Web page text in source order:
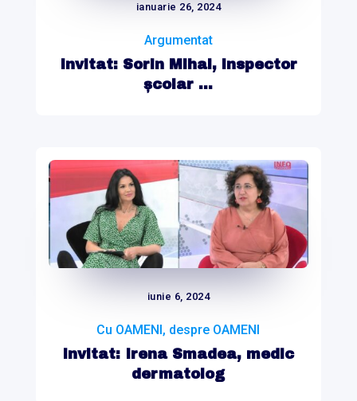
ianuarie 26, 2024
Argumentat
Invitat: Sorin Mihai, inspector
școlar ...
iunie 6, 2024
Cu OAMENI, despre OAMENI
Invitat: Irena Smadea, medic
dermatolog